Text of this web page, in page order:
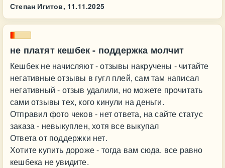
Степан Игитов, 11.11.2025
не платят кешбек - поддержка молчит
Кешбек не начисляют - отзывы накручены - читайте
негативные отзывы в гугл плей, сам там написал
негативный - отзыв удалили, но можете прочитать
сами отзывы тех, кого кинули на деньги.
Отправил фото чеков - нет ответа, на сайте статус
заказа - невыкуплен, хотя все выкупал
Ответа от поддержки нет.
Хотите купить дороже - тогда вам сюда. все равно
кешбека не увидите.